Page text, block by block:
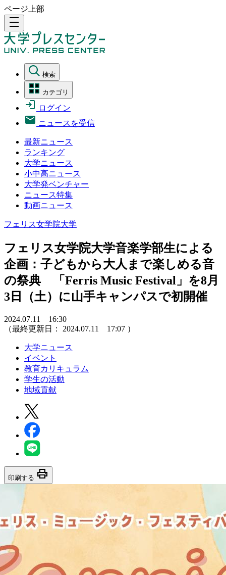
ページ上部
density_medium
検索
カテゴリ
ログイン
ニュースを受信
最新ニュース
ランキング
大学ニュース
小中高ニュース
大学発ベンチャー
ニュース特集
動画ニュース
フェリス女学院大学
フェリス女学院大学音楽学部生による
企画：子どもから大人まで楽しめる音
の祭典 「Ferris Music Festival」を8月
3日（土）に山手キャンパスで初開催
2024.07.11 16:30
（最終更新日： 2024.07.11 17:07 ）
大学ニュース
イベント
教育カリキュラム
学生の活動
地域貢献
印刷する print